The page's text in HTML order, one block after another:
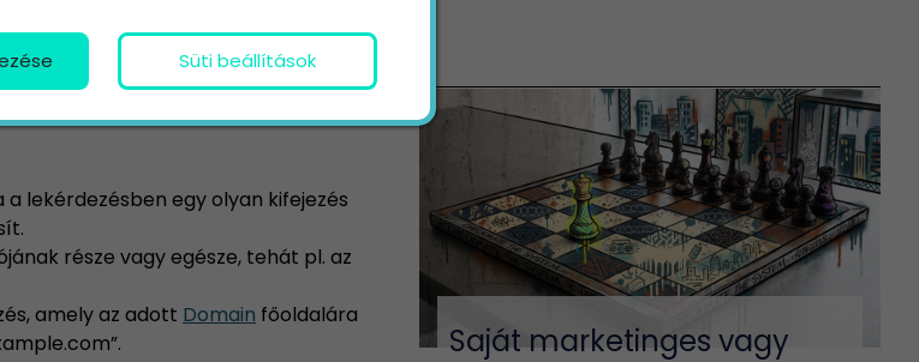
erőforrás csoport tehát oldalak vagy
vagy webhelyeket jelent.
lekérdezésben egy olyan kifejezés
része vagy egésze, tehát pl. az
amely az adott Domain főoldalára
Saját marketinges vagy
Süti beállítások